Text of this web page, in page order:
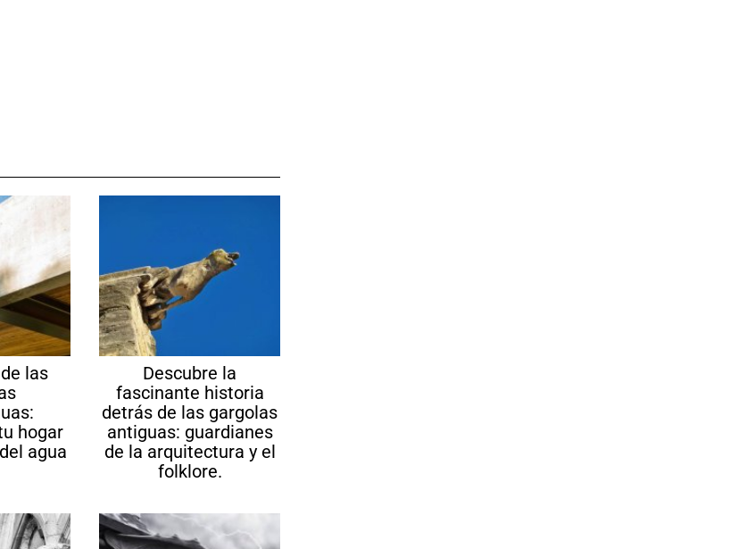
las
hogar
agua
Descubre la
fascinante historia
detrás de las gargolas
antiguas: guardianes
de la arquitectura y el
folklore.